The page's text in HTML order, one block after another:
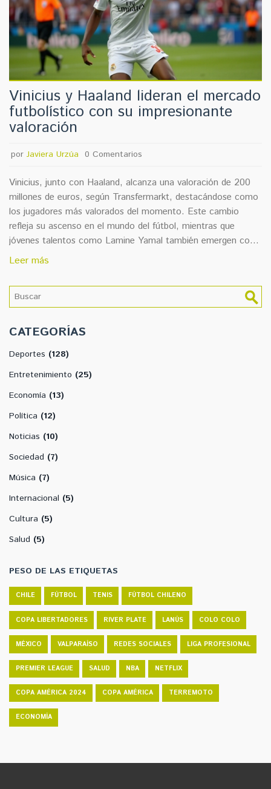
Vinicius y Haaland lideran el mercado
futbolístico con su impresionante
valoración
por Javiera Urzúa 0 Comentarios
Vinicius, junto con Haaland, alcanza una valoración de 200
millones de euros, según Transfermarkt, destacándose como
los jugadores más valorados del momento. Este cambio
refleja su ascenso en el mundo del fútbol, mientras que
jóvenes talentos como Lamine Yamal también emergen con
una notable valoración de 150 millones de euros. Estos
por el talento joven en el fútbol.
Leer más
CATEGORÍAS
Deportes (128)
Entretenimiento (25)
Economía (13)
Política (12)
Noticias (10)
Sociedad (7)
Música (7)
Internacional (5)
Cultura (5)
Salud (5)
PESO DE LAS ETIQUETAS
CHILE FÚTBOL TENIS FÚTBOL CHILENO
COPA LIBERTADORES RIVER PLATE LANÚS COLO COLO
MÉXICO VALPARAÍSO REDES SOCIALES LIGA PROFESIONAL
PREMIER LEAGUE SALUD NBA NETFLIX
COPA AMÉRICA 2024 COPA AMÉRICA TERREMOTO
ECONOMÍA